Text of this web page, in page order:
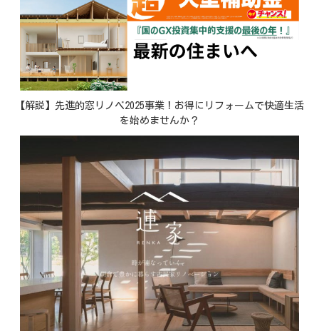
【解説】先進的窓リノベ2025事業！お得にリフォームで快適生活
を始めませんか？